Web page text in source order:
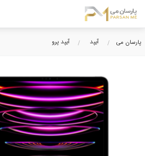
پارسان می آیپد آیپد پرو